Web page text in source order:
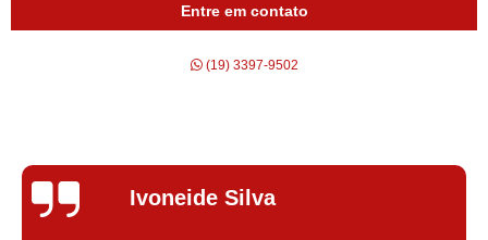
Entre em contato
(19) 3397-9502
Silvana Alves